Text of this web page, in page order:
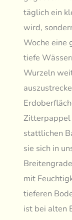
täglich ein
wird,
Woche eine
tiefe
Wurzeln
Zitterpappel
stattlichen
sie sich in
mit
tieferen
ist bei alten